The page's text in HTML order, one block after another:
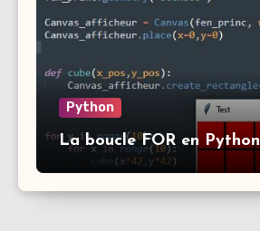
Python
La boucle FOR en Python